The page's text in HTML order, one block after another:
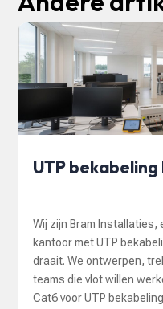
UTP
Wij zijn Bram Installaties,
kantoor met UTP
draait. We ontwerpen,
teams die vlot willen
Cat6 voor UTP